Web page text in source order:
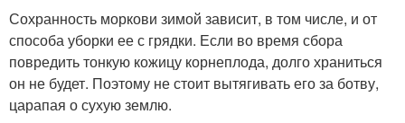
Сохранность моркови зимой зависит, в том числе, и от
способа уборки ее с грядки. Если во время сбора
повредить тонкую кожицу корнеплода, долго храниться
он не будет. Поэтому не стоит вытягивать его за ботву,
царапая о сухую землю.